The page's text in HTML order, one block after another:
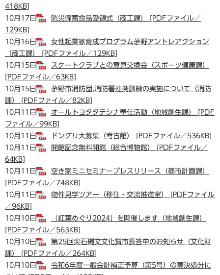
418KB]
10月17日
防災備蓄食品受領式（商工課） [PDFファイル／
129KB]
10月16日
女性起業家育成プログラム茅野アントレアクション
（商工課） [PDFファイル／129KB]
10月15日
スケートクラブとの意見交換会（スポーツ健康課）
[PDFファイル／63KB]
10月15日
茅野市消防団,消防署連携訓練の実施について（消防
課） [PDFファイル／82KB]
10月11日
オールトヨタタテシナ奉仕活動（地域創生課） [PDF
ファイル／99KB]
10月11日
ドングリ大募集（考古館） [PDFファイル／536KB]
10月11日
開館記念無料開館（総合博物館） [PDFファイル／
64KB]
10月11日
空き家ミニセミナープレスリリース（都市計画課）
[PDFファイル／748KB]
10月11日
物件見学ツアー（移住・交流推進室） [PDFファイル
／96KB]
10月10日
「紅葉めぐり2024」を開催します（地域創生課）
[PDFファイル／563KB]
10月10日
第25回尖石縄文文化賞市長答申のお知らせ（文化財
課） [PDFファイル／264KB]
10月10日
令和6年度一般会計補正予算（第5号）の専決処分に